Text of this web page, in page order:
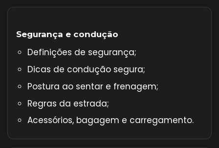
Segurança e condução
Definições de segurança;
Dicas de condução segura;
Postura ao sentar e frenagem;
Regras da estrada;
Acessórios, bagagem e carregamento.